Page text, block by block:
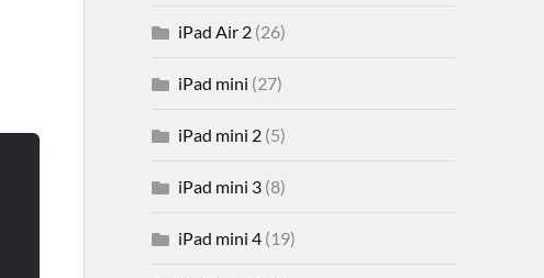
iPad Air 2(26)
iPad mini (27)
iPad mini 2(5)
iPad mini 3(8)
iPad mini 4(19)